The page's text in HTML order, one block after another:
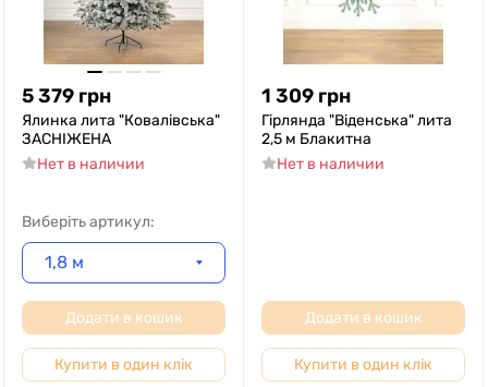
5 379 грн
Ялинка лита "Ковалівська"
ЗАСНІЖЕНА
Нет в наличии
Виберіть артикул:
1,8 м
Додати в кошик
Купити в один клік
1 309 грн
Гірлянда "Віденська" лита
2,5 м Блакитна
Нет в наличии
Додати в кошик
Купити в один клік